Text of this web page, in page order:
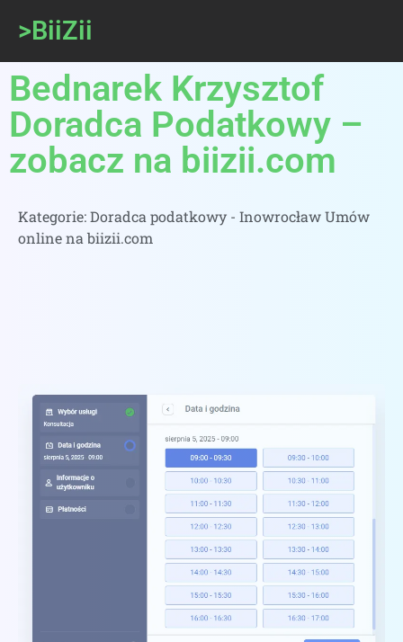
>BiiZii
Bednarek Krzysztof
Doradca Podatkowy –
zobacz na biizii.com
Kategorie:Doradca podatkowy - Inowrocław Umów
online na biizii.com